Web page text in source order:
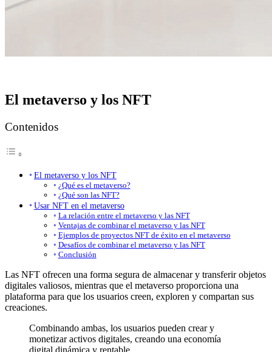
El metaverso y los NFT
Contenidos
El metaverso y los NFT
¿Qué es el metaverso?
¿Qué son las NFT?
Usar NFT en el metaverso
La relación entre el metaverso y las NFT
Ventajas de combinar el metaverso y las NFT
Ejemplos de proyectos NFT de éxito en el metaverso
Desafíos de combinar el metaverso y las NFT
Conclusión
Las NFT ofrecen una forma segura de almacenar y transferir objetos
digitales valiosos, mientras que el metaverso proporciona una
plataforma para que los usuarios creen, exploren y compartan sus
creaciones.
Combinando ambas, los usuarios pueden crear y
monetizar activos digitales, creando una economía
digital dinámica y rentable.